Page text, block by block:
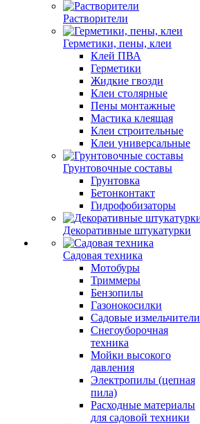
Растворители
Герметики, пены, клеи
Клей ПВА
Герметики
Жидкие гвозди
Клеи столярные
Пены монтажные
Мастика клеящая
Клеи строительные
Клеи универсальные
Грунтовочные составы
Грунтовка
Бетонконтакт
Гидрофобизаторы
Декоративные штукатурки
Садовая техника
Мотобуры
Триммеры
Бензопилы
Газонокосилки
Садовые измельчители
Снегоуборочная
техника
Мойки высокого
давления
Электропилы (цепная
пила)
Расходные материалы
для садовой техники